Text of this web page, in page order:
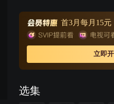
首3月每月15元
立即
选集